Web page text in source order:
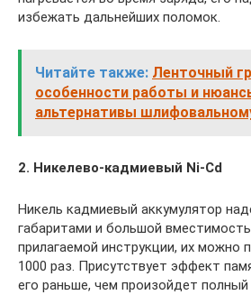
избежать дальнейших поломок.
Читайте также: Ленточный
особенности работы и
альтернативы
2. Никелево-кадмиевый Ni-Cd
Никель кадмиевый аккумулятор
габаритами и большой
прилагаемой инструкции, их можно
1000 раз. Присутствует эффект
его раньше, чем произойдет